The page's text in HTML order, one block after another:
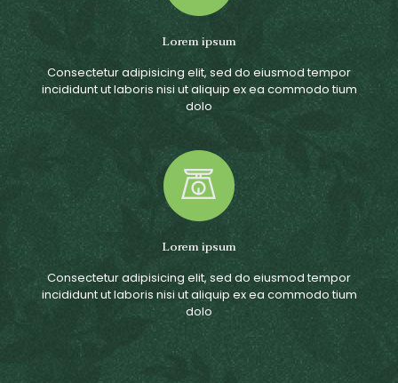
Lorem ipsum
Consectetur adipisicing elit, sed do eiusmod tempor
incididunt ut laboris nisi ut aliquip ex ea commodo tium
dolo
Lorem ipsum
Consectetur adipisicing elit, sed do eiusmod tempor
incididunt ut laboris nisi ut aliquip ex ea commodo tium
dolo